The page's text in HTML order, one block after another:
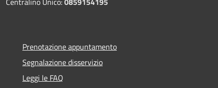
Prenotazione appuntamento
Segnalazione disservizio
Leggi le FAQ